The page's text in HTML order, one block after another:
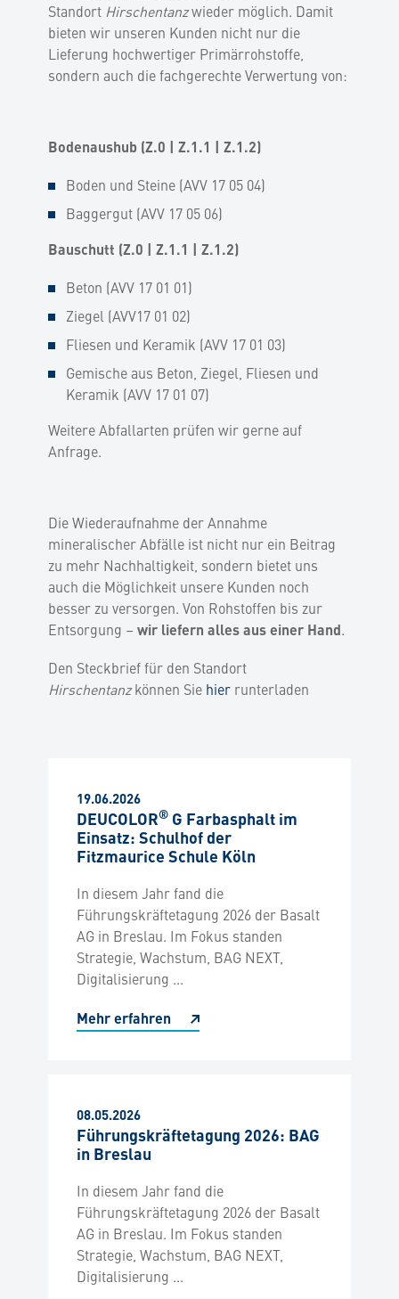
Standort Hirschentanzwieder möglich. Damit
bieten wir unseren Kunden nicht nur die
Lieferung hochwertiger Primärrohstoffe,
sondern auch die fachgerechte Verwertung von:
Bodenaushub (Z.0 | Z.1.1 | Z.1.2)
Boden und Steine (AVV 17 05 04)
Baggergut (AVV 17 05 06)
Bauschutt (Z.0 | Z.1.1 | Z.1.2)
Beton (AVV 17 01 01)
Ziegel (AVV17 01 02)
Fliesen und Keramik (AVV 17 01 03)
Gemische aus Beton, Ziegel, Fliesen und
Keramik (AVV 17 01 07)
Weitere Abfallarten prüfen wir gerne auf
Anfrage.
Die Wiederaufnahme der Annahme
mineralischer Abfälle ist nicht nur ein Beitrag
zu mehr Nachhaltigkeit, sondern bietet uns
auch die Möglichkeit unsere Kunden noch
besser zu versorgen. Von Rohstoffen bis zur
Entsorgung – wir liefern alles aus einer Hand .
Den Steckbrief für den Standort
Hirschentanzkönnen Sie hier runterladen
19.06.2026
DEUCOLOR® G Farbasphalt im
Einsatz: Schulhof der
Fitzmaurice Schule Köln
In diesem Jahr fand die
Führungskräftetagung 2026 der Basalt
AG in Breslau. Im Fokus standen
Strategie, Wachstum, BAG NEXT,
Digitalisierung ...
Mehr erfahren
08.05.2026
Führungskräftetagung 2026: BAG
in Breslau
In diesem Jahr fand die
Führungskräftetagung 2026 der Basalt
AG in Breslau. Im Fokus standen
Strategie, Wachstum, BAG NEXT,
Digitalisierung ...